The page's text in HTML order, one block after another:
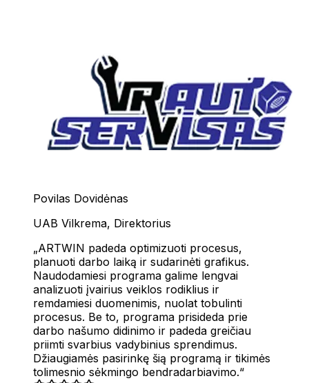
Darbuotojų ataskaitos
Subrangos ataskaitos
Pagalbiniai įrankiai
Markių ir modelių užpildymas
Darbų šablonai
Komunikacija
El. pašto kanalai
SMS kanalai
Pokalbių kanalai
ARTWIN Intelektas
DI valdomi sprendimai
Išnaudokite dirbtinio intelekto galią, kad pagerintumėte
Detailing autoservisas
Povilas Dovidėnas
UAB Vilkrema, Direktorius
ARTWIN padeda optimizuoti procesus,
planuoti darbo laiką ir sudarinėti grafikus.
Naudodamiesi programa galime lengvai
analizuoti įvairius veiklos rodiklius ir
remdamiesi duomenimis, nuolat tobulinti
procesus. Be to, programa prisideda prie
darbo našumo didinimo ir padeda greičiau
priimti svarbius vadybinius sprendimus.
Džiaugiamės pasirinkę šią programą ir tikimės
tolimesnio sėkmingo bendradarbiavimo.